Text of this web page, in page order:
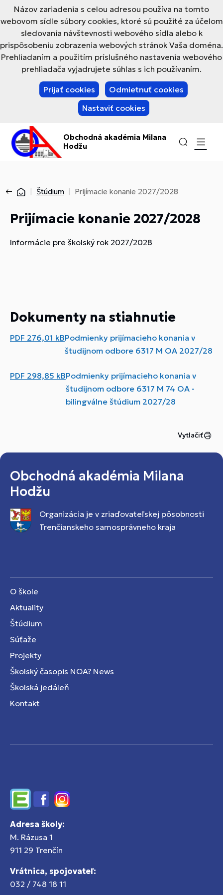
Názov zariadenia s celou adresou používa na tomto
webovom sídle súbory cookies, ktoré sú použité za účelom
sledovania návštevnosti webového sídla alebo k
prispôsobeniu zobrazenia webových stránok Vaša doména.
Prehliadaním a použitím príslušného nastavenia webového
prehliadača vyjadrujete súhlas s ich používaním.
Prijať cookies
Odmietnuť cookies
Nastaviť cookies
Obchodná akadémia Milana
Hodžu
Štúdium Prijímacie konanie 2027/2028
Prijímacie konanie 2027/2028
Informácie pre školský rok 2027/2028
Dokumenty na stiahnutie
PDF 276,01 kBPodmienky prijímacieho konania v
študijnom odbore 6317 M OA 2027/28
PDF 298,85 kBPodmienky prijímacieho konania v
študijnom odbore 6317 M 74 OA -
bilingválne štúdium 2027/28
Vytlačiť
Obchodná akadémia Milana
Hodžu
Organizácia je v zriaďovateľskej pôsobnosti
Trenčianskeho samosprávneho kraja
O škole
Aktuality
Štúdium
Súťaže
Projekty
Školský časopis NOA? News
Školská jedáleň
Kontakt
EdupageFacebookInstagram
Adresa školy:
M. Rázusa 1
911 29 Trenčín
Vrátnica, spojovateľ:
032 / 748 18 11